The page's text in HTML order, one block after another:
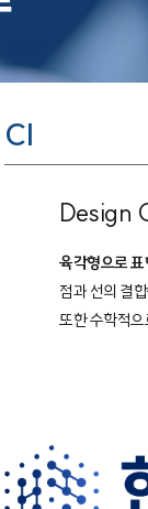
CI
Design
육각형으로
점과 선의 결
또한 수학적